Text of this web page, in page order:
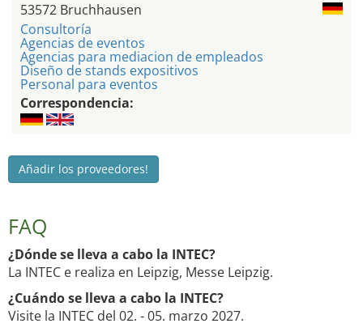
53572 Bruchhausen
Consultoría
Agencias de eventos
Agencias para mediacion de empleados
Diseño de stands expositivos
Personal para eventos
Correspondencia:
Añadir los proveedores!
FAQ
¿Dónde se lleva a cabo la INTEC?
La INTEC e realiza en Leipzig, Messe Leipzig.
¿Cuándo se lleva a cabo la INTEC?
Visite la INTEC del 02. - 05. marzo 2027.